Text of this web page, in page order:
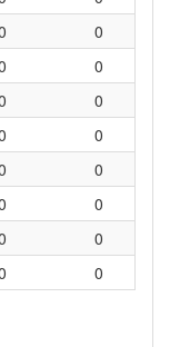
0
0
0
0
0
0
0
0